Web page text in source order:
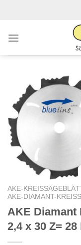
AKE-
AKE-DIAMANT-
AKE Diamant
2,4 x 30 Z= 28